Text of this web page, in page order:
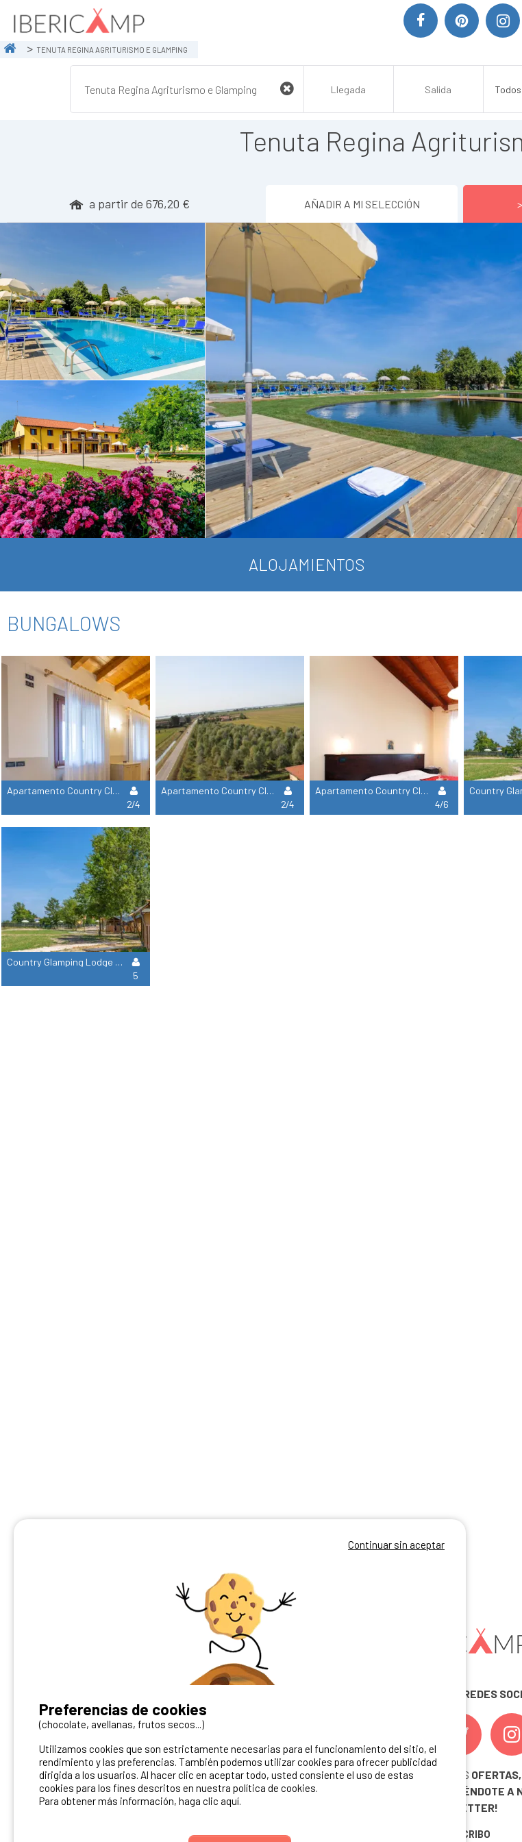
TENUTA REGINA AGRITURISMO E GLAMPING
Tenuta Regina
a partir de 676,20 € AÑADIR A MI SELECCIÓN
ALOJAMIENTOS
BUNGALOWS
Apartamento Country Classic Garden Pool
2/4
Apartamento Country Classic Garden
2/4
Apartamento Country Classic View
4/6
Country
Country Glamping Lodge Garden
5
Puedes difundirlo en nuestro sitio
Contacto Ibericamp
SÍGUENOS EN LAS REDES
¡ Y NO TE PIERDAS NUESTRAS
INSCRIBIÉNDOTE A
NEWSLETTER!
ME INSCRIBO
Continuar sin aceptar
Preferencias de cookies
(chocolate, avellanas, frutos secos...)
Utilizamos cookies que son estrictamente necesarias para el funcionamiento del sitio, el
rendimiento y las preferencias. También podemos utilizar cookies para ofrecer publicidad
dirigida a los usuarios. Al hacer clic en aceptar todo, usted consiente el uso de estas
cookies para los fines descritos en nuestra política de cookies.
Para obtener más información, haga clic aquí.